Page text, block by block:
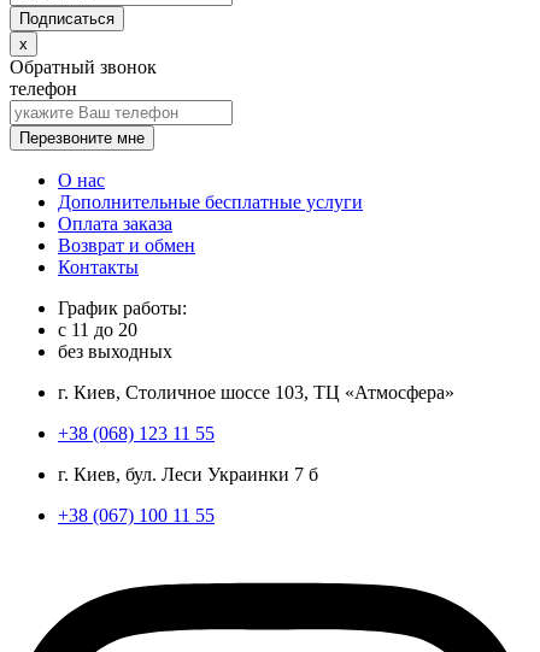
x
Обратный звонок
телефон
Перезвоните мне
О нас
Дополнительные бесплатные услуги
Оплата заказа
Возврат и обмен
Контакты
График работы:
с 11 до 20
без выходных
г. Киев, Столичное шоссе 103, ТЦ «Атмосфера»
+38 (068) 123 11 55
г. Киев, бул. Леси Украинки 7 б
+38 (067) 100 11 55